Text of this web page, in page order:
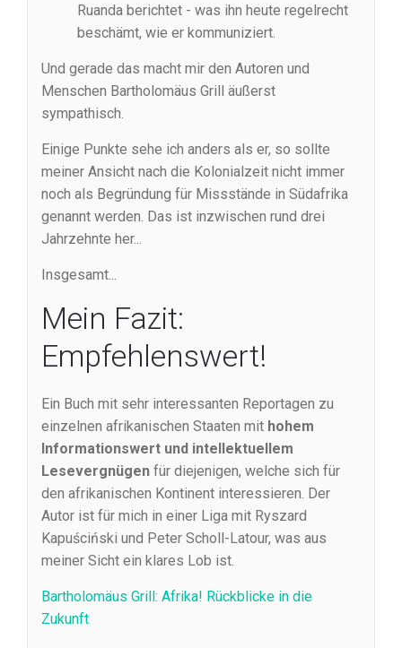
Ruanda berichtet - was ihn heute regelrecht
beschämt, wie er kommuniziert.
Und gerade das macht mir den Autoren und
Menschen Bartholomäus Grill äußerst
sympathisch.
Einige Punkte sehe ich anders als er, so sollte
meiner Ansicht nach die Kolonialzeit nicht immer
noch als Begründung für Missstände in Südafrika
genannt werden. Das ist inzwischen rund drei
Jahrzehnte her...
Insgesamt...
Mein Fazit:
Empfehlenswert!
Ein Buch mit sehr interessanten Reportagen zu
einzelnen afrikanischen Staaten mit hohem
Informationswert und intellektuellem
Lesevergnügen für diejenigen, welche sich für
den afrikanischen Kontinent interessieren. Der
Autor ist für mich in einer Liga mit Ryszard
Kapuściński und Peter Scholl-Latour, was aus
meiner Sicht ein klares Lob ist.
Bartholomäus Grill: Afrika! Rückblicke in die
Zukunft